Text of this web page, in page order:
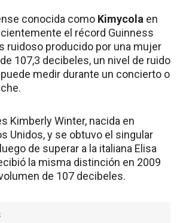
conocida como Kimycola en
el récord Guinness
ruidoso producido por una mujer
107,3 decibeles, un nivel de ruido
medir durante un concierto o
Kimberly Winter, nacida en
Unidos, y se obtuvo el singular
de superar a la italiana Elisa
la misma distinción en 2009
de 107 decibeles.